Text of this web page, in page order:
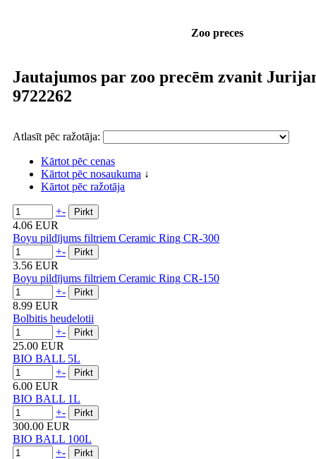
Zoo preces
Jautajumos par zoo precēm zvanit
9722262
Atlasīt pēc ražotāja:
Kārtot pēc cenas
Kārtot pēc nosaukuma ↓
Kārtot pēc ražotāja
+-
4.06 EUR
Boyu pildījums filtriem Ceramic Ring CR-300
+-
3.56 EUR
Boyu pildījums filtriem Ceramic Ring CR-150
+-
8.99 EUR
Bolbitis heudelotii
+-
25.00 EUR
BIO BALL 5L
+-
6.00 EUR
BIO BALL 1L
+-
300.00 EUR
BIO BALL 100L
+-